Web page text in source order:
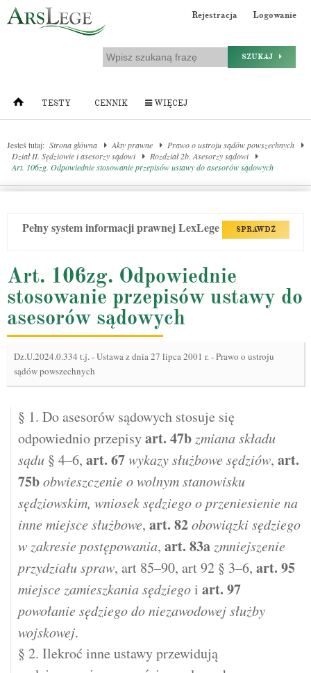
Rejestracja Logowanie
SZUKAJ
TESTY CENNIK WIĘCEJ
Jesteś tutaj: Strona główna Akty prawne
Prawo o ustroju sądów powszechnych
Dział II. Sędziowie i asesorzy sądowi
Rozdział 2b. Asesorzy sądowi
Art. 106zg. Odpowiednie stosowanie przepisów ustawy do asesorów sądowych
Pełny system informacji prawnej LexLege SPRAWDŹ
Art. 106zg. Odpowiednie
stosowanie przepisów ustawy do
asesorów sądowych
Dz.U.2024.0.334 t.j.-Ustawa z dnia 27 lipca 2001 r. - Prawo o ustroju
sądów powszechnych
§ 1. Do asesorów sądowych stosuje się
odpowiednio przepisyart. 47b zmiana składu
sądu § 4–6, art. 67wykazy służbowe sędziów, art.
75bobwieszczenie o wolnym stanowisku
sędziowskim, wniosek sędziego o przeniesienie na
inne miejsce służbowe, art. 82obowiązki sędziego
w zakresie postępowania, art. 83a zmniejszenie
przydziału spraw, art 85–90, art 92 § 3–6, art. 95
miejsce zamieszkania sędziegoi art. 97
powołanie sędziego do niezawodowej służby
wojskowej.
§ 2. Ilekroć inne ustawy przewidują